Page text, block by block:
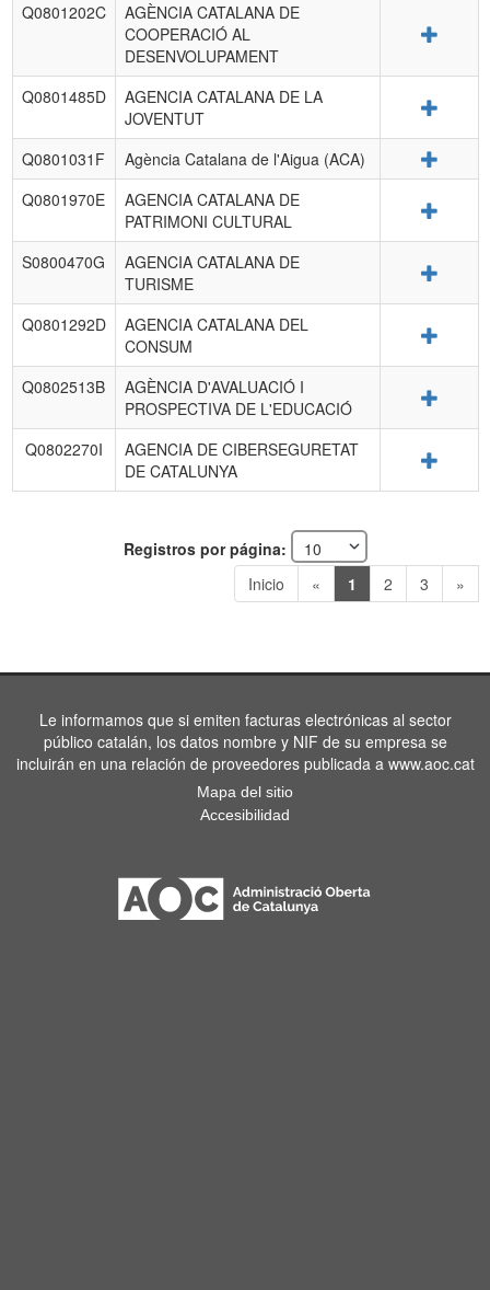
Q0801202C
AGÈNCIA CATALANA DE
COOPERACIÓ AL
DESENVOLUPAMENT
Q0801485D
AGENCIA CATALANA DE LA
JOVENTUT
Q0801031F Agència Catalana de l'Aigua (ACA)
Q0801970E
AGENCIA CATALANA DE
PATRIMONI CULTURAL
S0800470G
AGENCIA CATALANA DE
TURISME
Q0801292D
AGENCIA CATALANA DEL
CONSUM
Q0802513B
AGÈNCIA D'AVALUACIÓ I
PROSPECTIVA DE L'EDUCACIÓ
Q0802270I
AGENCIA DE CIBERSEGURETAT
DE CATALUNYA
Registros por página:
Inicio
« 1 2 3 »
Le informamos que si emiten facturas electrónicas al sector
público catalán, los datos nombre y NIF de su empresa se
incluirán en una relación de proveedores publicada a www.aoc.cat
Mapa del sitio
Accesibilidad